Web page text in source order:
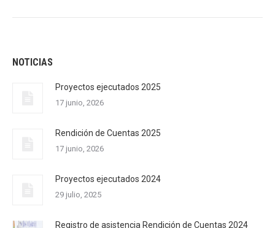
NOTICIAS
Proyectos ejecutados 2025
17 junio, 2026
Rendición de Cuentas 2025
17 junio, 2026
Proyectos ejecutados 2024
29 julio, 2025
Registro de asistencia Rendición de Cuentas 2024